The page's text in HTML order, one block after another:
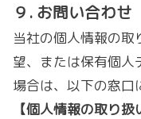
９. お問い合わせ
当社の個人情報の
望、または保有個人
場合は、以下の窓口
【個人情報の取り